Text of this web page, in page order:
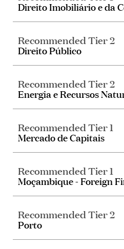
Direito Imobiliário e da
Recommended Tier 2
Direito Público
Recommended Tier 2
Energia e Recursos
Recommended Tier 1
Mercado de Capitais
Recommended Tier 1
Moçambique - Foreign
Recommended Tier 2
Porto